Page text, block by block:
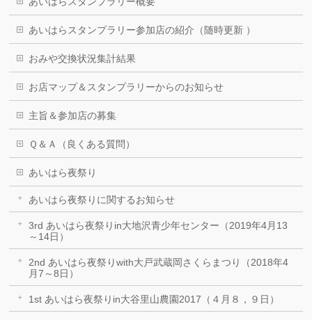
あいはらスタンプラリー参加店の紹介（随時更新 ）
おみや交換状況集計結果
お店マップ＆スタンプラリーからのお知らせ
主旨＆参加店の募集
Ｑ＆Ａ（良くある質問）
あいはら夜祭り
あいはら夜祭りに関するお知らせ
3rd あいはら夜祭りin大地沢青少年センター（2019年4月13
～14日）
2nd あいはら夜祭りwith大戸武蔵岡さくらまつり（2018年4
月7～8日）
1st あいはら夜祭りin大谷里山農園2017（４月８，９日）